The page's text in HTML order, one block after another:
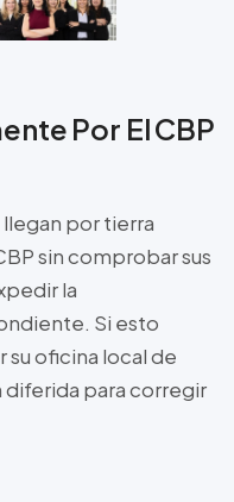
Por El CBP
llegan por tierra
sin comprobar sus
la
Si esto
su oficina local de
diferida para corregir